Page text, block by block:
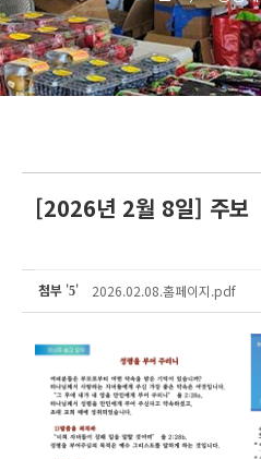
[2026년 2월 8일] 주보
첨부 '5' 2026.02.08.홈페이지.pdf